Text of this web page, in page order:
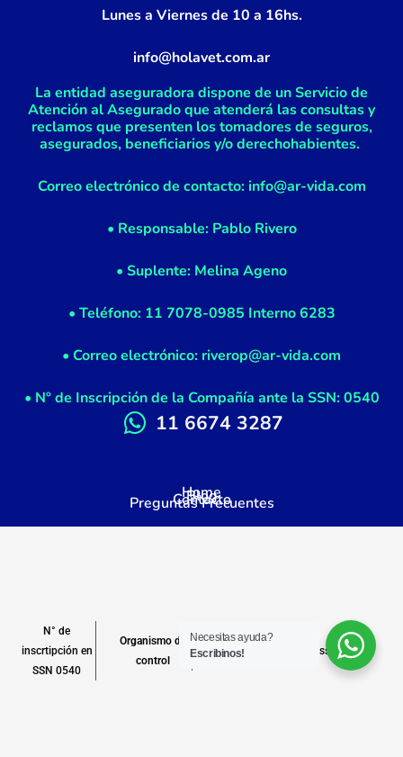
Lunes a Viernes de 10 a 16hs.
info@holavet.com.ar
La entidad aseguradora dispone de un Servicio de
Atención al Asegurado que atenderá las consultas y
reclamos que presenten los tomadores de seguros,
asegurados, beneficiarios y/o derechohabientes.
Correo electrónico de contacto: info@ar-vida.com
• Responsable: Pablo Rivero
• Suplente: Melina Ageno
• Teléfono: 11 7078-0985 Interno 6283
• Correo electrónico: riverop@ar-vida.com
• Nº de Inscripción de la Compañía ante la SSN: 0540
11 6674 3287
Home
Blog
Contacto
Preguntas Frecuentes
N° de
inscrtipción en
SSN 0540
Organismo de
control
www.argentina.gob.ar/ssn
Necesitas ayuda?
Escribinos!